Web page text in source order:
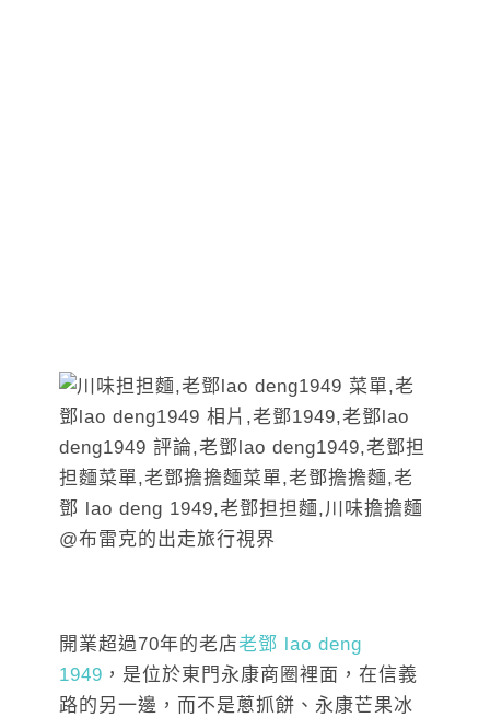
開業超過70年的老店老鄧 lao deng
1949 ，是位於東門永康商圈裡面，在信義
路的另一邊，而不是蔥抓餅、永康芒果冰